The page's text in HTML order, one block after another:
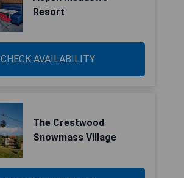
Resort
CHECK AVAILABILITY
The Crestwood
Snowmass Village